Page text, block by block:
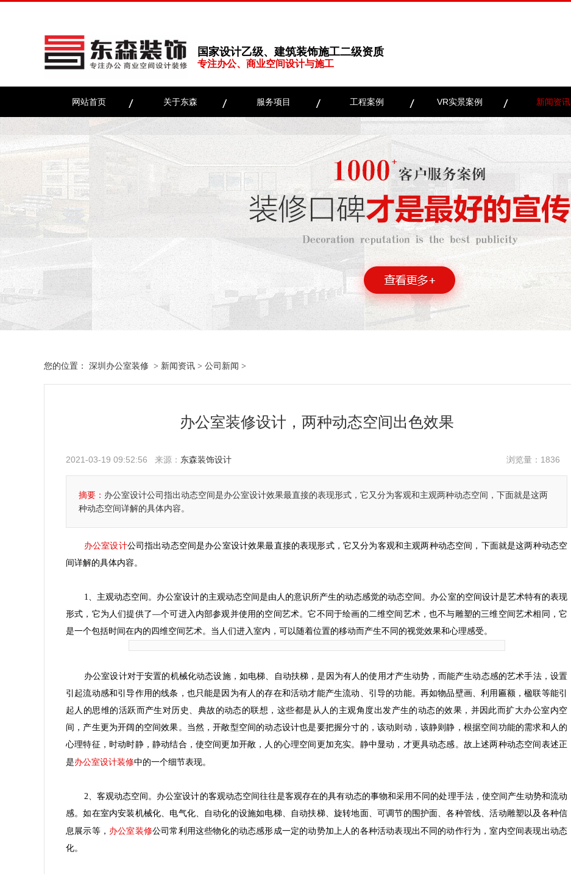
国家设计乙级、建筑装饰施工二级资质
专注办公、商业空间设计与施工
网站首页 关于东森 服务项目 工程案例 VR实景案例 新闻资讯
您的位置： 深圳办公室装修 > 新闻资讯 > 公司新闻 >
办公室装修设计，两种动态空间出色效果
2021-03-19 09:52:56 来源： 东森装饰设计 浏览量： 1836
摘要： 办公室设计公司指出动态空间是办公室设计效果最直接的表现形式，它又分为客观和主观两种动态空间，下面就是这两
种动态空间详解的具体内容。
办公室设计公司指出动态空间是办公室设计效果最直接的表现形式，它又分为客观和主观两种动态空间，下面就是这两种动态空
间详解的具体内容。
1、主观动态空间。办公室设计的主观动态空间是由人的意识所产生的动态感觉的动态空间。办公室的空间设计是艺术特有的表现
形式，它为人们提供了—个可进入内部参观并使用的空间艺术。它不同于绘画的二维空间艺术，也不与雕塑的三维空间艺术相同，它
是一个包括时间在内的四维空间艺术。当人们进入室内，可以随着位置的移动而产生不同的视觉效果和心理感受。
办公室设计对于安置的机械化动态设施，如电梯、自动扶梯，是因为有人的使用才产生动势，而能产生动态感的艺术手法，设置
引起流动感和引导作用的线条，也只能是因为有人的存在和活动才能产生流动、引导的功能。再如物品壁画、利用匾额，楹联等能引
起人的思维的活跃而产生对历史、典故的动态的联想，这些都是从人的主观角度出发产生的动态的效果，并因此而扩大办公室内空
间，产生更为开阔的空间效果。当然，开敞型空间的动态设计也是要把握分寸的，该动则动，该静则静，根据空间功能的需求和人的
心理特征，时动时静，静动结合，使空间更加开敞，人的心理空间更加充实。静中显动，才更具动态感。故上述两种动态空间表述正
是办公室设计装修中的一个细节表现。
2、客观动态空间。办公室设计的客观动态空间往往是客观存在的具有动态的事物和采用不同的处理手法，使空间产生动势和流动
感。如在室内安装机械化、电气化、自动化的设施如电梯、自动扶梯、旋转地面、可调节的围护面、各种管线、活动雕塑以及各种信
息展示等， 办公室装修公司常利用这些物化的动态感形成一定的动势加上人的各种活动表现出不同的动作行为，室内空间表现出动态
化。